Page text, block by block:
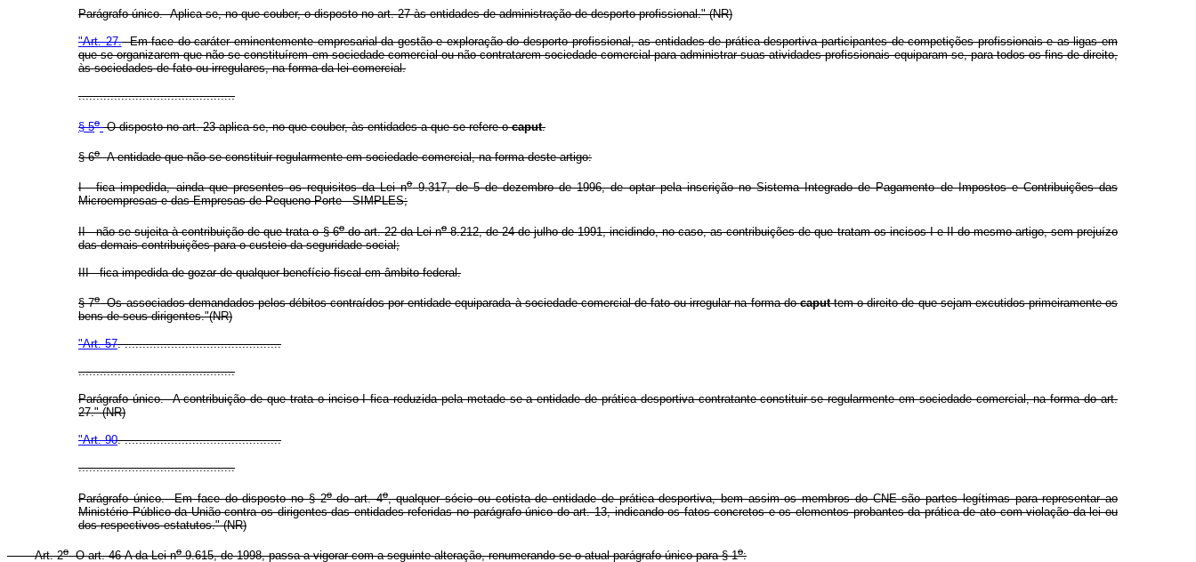
Parágrafo único. Aplica-se, no que couber, o disposto no art. 27 às entidades de administração de desporto profissional." (NR)
"Art. 27.Em face do caráter eminentemente empresarial da gestão e exploração do desporto profissional, as entidades de prática desportiva participantes de competições profissionais e as ligas em
que se organizarem que não se constituírem em sociedade comercial ou não contratarem sociedade comercial para administrar suas atividades profissionais equiparam-se, para todos os fins de direito,
às sociedades de fato ou irregulares, na forma da lei comercial.
............................................
§ 5o O disposto no art. 23 aplica-se, no que couber, às entidades a que se refere ocaput.
§ 6oA entidade que não se constituir regularmente em sociedade comercial, na forma deste artigo:
I - fica impedida, ainda que presentes os requisitos da Lei no9.317, de 5 de dezembro de 1996, de optar pela inscrição no Sistema Integrado de Pagamento de Impostos e Contribuições das
Microempresas e das Empresas de Pequeno Porte - SIMPLES;
II - não se sujeita à contribuição de que trata o § 6odo art. 22 da Lei no8.212, de 24 de julho de 1991, incidindo, no caso, as contribuições de que tratam os incisos I e II do mesmo artigo, sem prejuízo
das demais contribuições para o custeio da seguridade social;
III - fica impedida de gozar de qualquer benefício fiscal em âmbito federal.
§ 7oOs associados demandados pelos débitos contraídos por entidade equiparada à sociedade comercial de fato ou irregular na forma docaputtem o direito de que sejam excutidos primeiramente os
bens de seus dirigentes."(NR)
"Art. 57. ............................................
............................................
Parágrafo único. A contribuição de que trata o inciso I fica reduzida pela metade se a entidade de prática desportiva contratante constituir-se regularmente em sociedade comercial, na forma do art.
27." (NR)
"Art. 90. ............................................
............................................
Parágrafo único. Em face do disposto no § 2odo art. 4o, qualquer sócio ou cotista de entidade de prática desportiva, bem assim os membros do CNE são partes legítimas para representar ao
Ministério Público da União contra os dirigentes das entidades referidas no parágrafo único do art. 13, indicando os fatos concretos e os elementos probantes da prática de ato com violação da lei ou
dos respectivos estatutos." (NR)
Art. 2oO art. 46-A da Lei no9.615, de 1998, passa a vigorar com a seguinte alteração, renumerando-se o atual parágrafo único para § 1o: